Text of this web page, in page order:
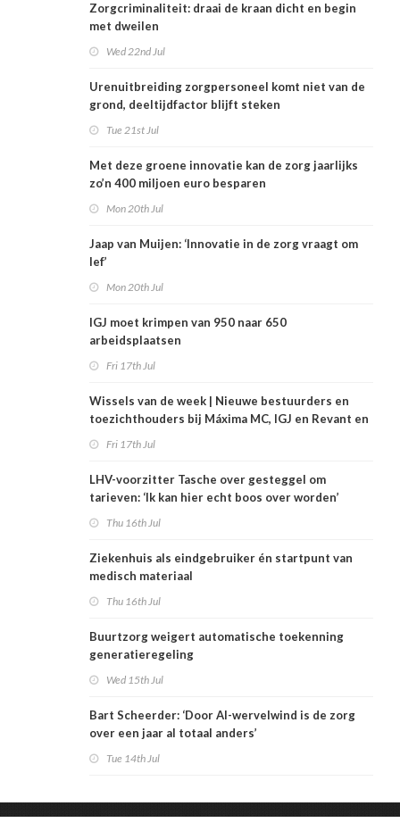
Zorgcriminaliteit: draai de kraan dicht en begin
met dweilen
Wed 22nd Jul
Urenuitbreiding zorgpersoneel komt niet van de
grond, deeltijdfactor blijft steken
Tue 21st Jul
Met deze groene innovatie kan de zorg jaarlijks
zo’n 400 miljoen euro besparen
Mon 20th Jul
Jaap van Muijen: ‘Innovatie in de zorg vraagt om
lef’
Mon 20th Jul
IGJ moet krimpen van 950 naar 650
arbeidsplaatsen
Fri 17th Jul
Wissels van de week | Nieuwe bestuurders en
toezichthouders bij Máxima MC, IGJ en Revant en
Fri 17th Jul
LHV-voorzitter Tasche over gesteggel om
tarieven: ‘Ik kan hier echt boos over worden’
Thu 16th Jul
Ziekenhuis als eindgebruiker én startpunt van
medisch materiaal
Thu 16th Jul
Buurtzorg weigert automatische toekenning
generatieregeling
Wed 15th Jul
Bart Scheerder: ‘Door AI-wervelwind is de zorg
over een jaar al totaal anders’
Tue 14th Jul